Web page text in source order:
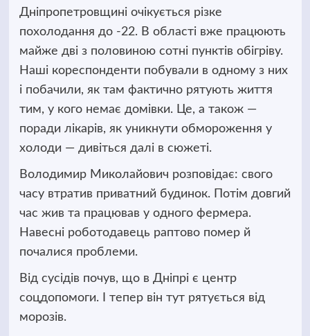
Дніпропетровщині очікується різке
похолодання до -22. В області вже працюють
майже дві з половиною сотні пунктів обігріву.
Наші кореспонденти побували в одному з них
і побачили, як там фактично рятують життя
тим, у кого немає домівки. Це, а також —
поради лікарів, як уникнути обмороження у
холоди — дивіться далі в сюжеті.
Володимир Миколайович розповідає: свого
часу втратив приватний будинок. Потім довгий
час жив та працював у одного фермера.
Навесні роботодавець раптово помер й
почалися проблеми.
Від сусідів почув, що в Дніпрі є центр
соцдопомоги. І тепер він тут рятується від
морозів.